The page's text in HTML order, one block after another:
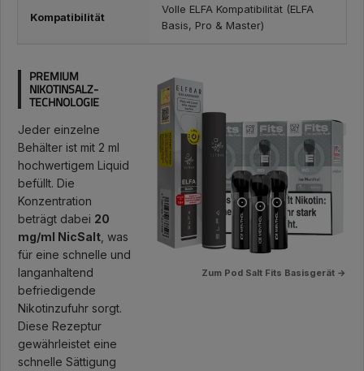
Kompatibilität
Volle ELFA Kompatibilität (ELFA
Basis, Pro & Master)
PREMIUM
NIKOTINSALZ-
TECHNOLOGIE
Jeder einzelne
Behälter ist mit 2 ml
hochwertigem Liquid
befüllt. Die
Konzentration
beträgt dabei 20
mg/ml NicSalt , was
für eine schnelle und
langanhaltend
befriedigende
Nikotinzufuhr sorgt.
Diese Rezeptur
gewährleistet eine
schnelle Sättigung
Zum Pod Salt Fits Basisgerät →